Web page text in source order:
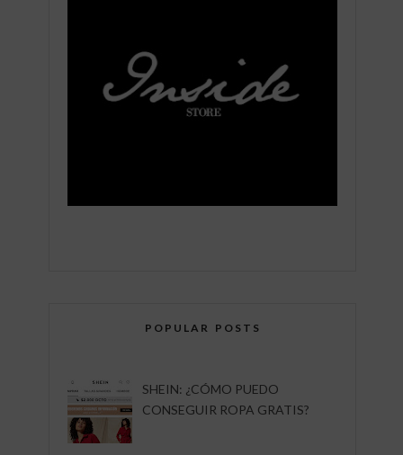
POPULAR POSTS
SHEIN: ¿CÓMO PUEDO
CONSEGUIR ROPA GRATIS?